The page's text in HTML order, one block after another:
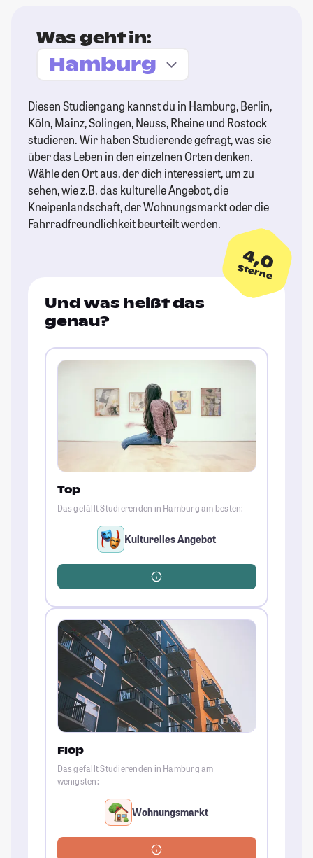
Was geht in:
Diesen Studiengang kannst du in Hamburg, Berlin,
Köln, Mainz, Solingen, Neuss, Rheine und Rostock
studieren. Wir haben Studierende gefragt, was sie
über das Leben in den einzelnen Orten denken.
Wähle den Ort aus, der dich interessiert, um zu
sehen, wie z.B. das kulturelle Angebot, die
Kneipenlandschaft, der Wohnungsmarkt oder die
Fahrradfreundlichkeit beurteilt werden.
4,0
Sterne
Und was heißt das
genau?
Top
Das gefällt Studierenden in Hamburg am besten:
Kulturelles Angebot
Flop
Das gefällt Studierenden in Hamburg am
wenigsten:
Wohnungsmarkt